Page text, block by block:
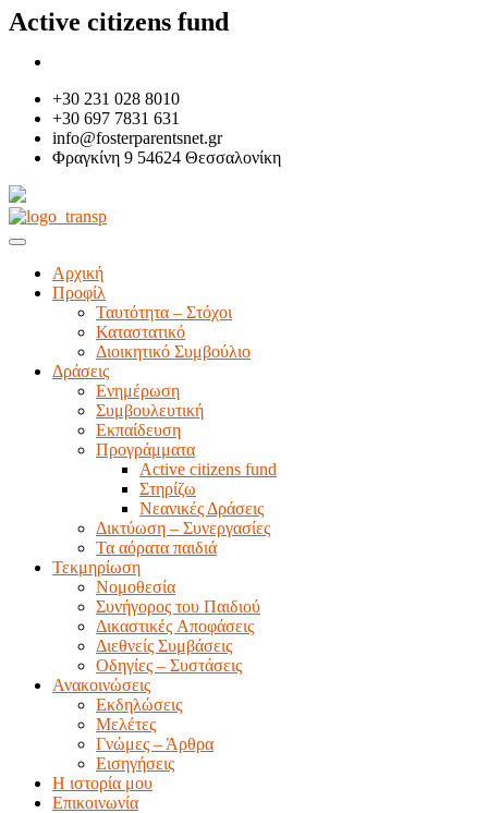
Skip
to
content
Active citizens fund
+30 231 028 8010
+30 697 7831 631
info@fosterparentsnet.gr
Φραγκίνη 9 54624 Θεσσαλονίκη
Αρχική
Προφίλ
Ταυτότητα – Στόχοι
Καταστατικό
Διοικητικό Συμβούλιο
Δράσεις
Ενημέρωση
Συμβουλευτική
Εκπαίδευση
Προγράμματα
Active citizens fund
Στηρίζω
Νεανικές Δράσεις
Δικτύωση – Συνεργασίες
Τα αόρατα παιδιά
Τεκμηρίωση
Νομοθεσία
Συνήγορος του Παιδιού
Δικαστικές Aποφάσεις
Διεθνείς Συμβάσεις
Οδηγίες – Συστάσεις
Ανακοινώσεις
Εκδηλώσεις
Μελέτες
Γνώμες – Άρθρα
Εισηγήσεις
Η ιστορία μου
Επικοινωνία